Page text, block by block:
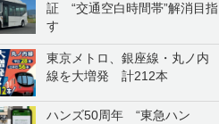
証 “交通空白時間帯”解消目指
す
東京メトロ、銀座線・丸ノ内
線を大増発 計212本
ハンズ50周年 “東急ハン